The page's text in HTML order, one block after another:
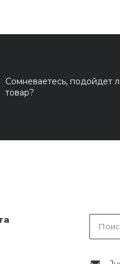
Сомневаетесь, подойдет
товар?